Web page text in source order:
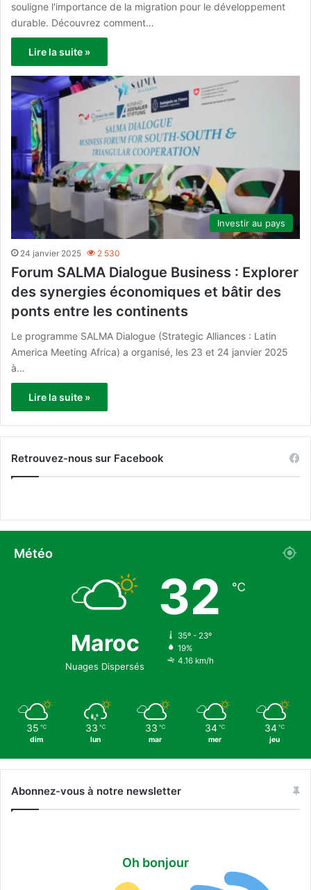
souligne l'importance de la migration pour le développement
durable. Découvrez comment…
Lire la suite »
Investir au pays
24 janvier 2025 2 530
Forum SALMA Dialogue Business : Explorer
des synergies économiques et bâtir des
ponts entre les continents
Le programme SALMA Dialogue (Strategic Alliances : Latin
America Meeting Africa) a organisé, les 23 et 24 janvier 2025
à…
Lire la suite »
Retrouvez-nous sur Facebook
Météo
Maroc
Nuages Dispersés
32 ℃
35º - 23º
19%
4.16 km/h
35 ℃
dim
33 ℃
lun
33 ℃
mar
34 ℃
mer
34 ℃
jeu
Abonnez-vous à notre newsletter
Oh bonjour